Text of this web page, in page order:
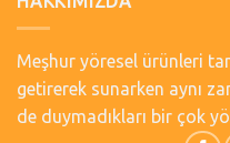
Meşhur yöresel ürünleri
getirerek sunarken aynı
de duymadıkları bir çok